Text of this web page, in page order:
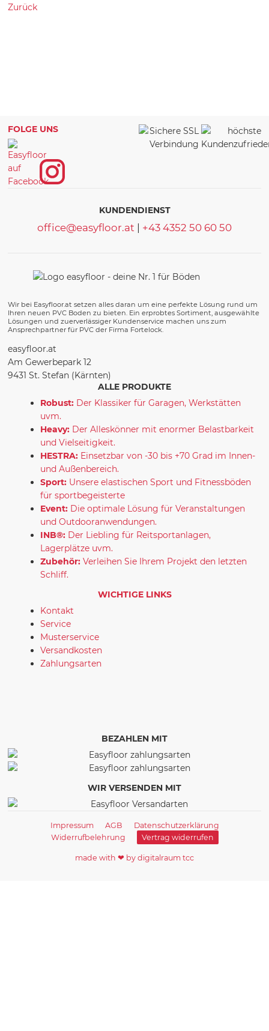
Zurück
FOLGE UNS
KUNDENDIENST
office@easyfloor.at | +43 4352 50 60 50
Wir bei Easyfloor.at setzen alles daran um eine perfekte Lösung rund um
Ihren neuen PVC Boden zu bieten. Ein erprobtes Sortiment, ausgewählte
Lösungen und zuerverlässiger Kundenservice machen uns zum
Ansprechpartner für PVC der Firma Fortelock.
easyfloor.at
Am Gewerbepark 12
9431 St. Stefan (Kärnten)
ALLE PRODUKTE
Robust: Der Klassiker für Garagen, Werkstätten
uvm.
Heavy: Der Alleskönner mit enormer Belastbarkeit
und Vielseitigkeit.
HESTRA: Einsetzbar von -30 bis +70 Grad im Innen-
und Außenbereich.
Sport: Unsere elastischen Sport und Fitnessböden
für sportbegeisterte
Event: Die optimale Lösung für Veranstaltungen
und Outdooranwendungen.
INB®: Der Liebling für Reitsportanlagen,
Lagerplätze uvm.
Zubehör: Verleihen Sie Ihrem Projekt den letzten
Schliff.
WICHTIGE LINKS
Kontakt
Service
Musterservice
Versandkosten
Zahlungsarten
BEZAHLEN MIT
WIR VERSENDEN MIT
Impressum AGB
Datenschutzerklärung
Widerrufbelehrung
Vertrag widerrufen
made with ❤ by digitalraum tcc